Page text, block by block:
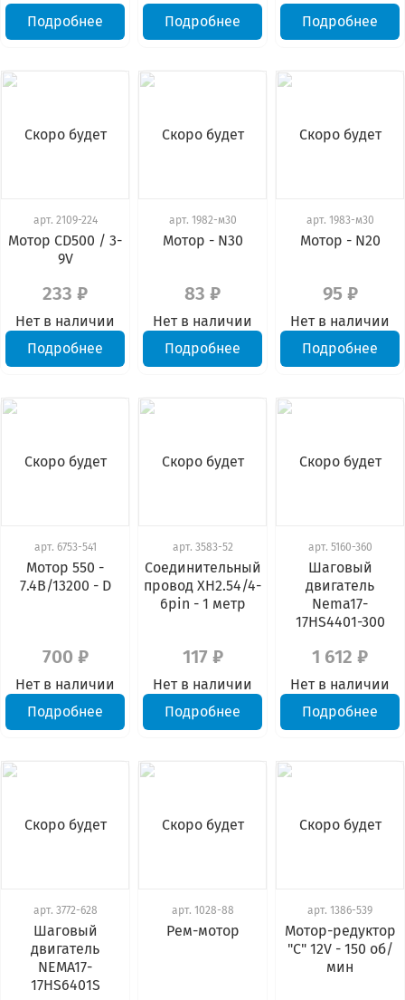
Подробнее
Подробнее
Подробнее
Скоро будет
арт. 2109-224
Мотор CD500 / 3-
9V
233 ₽
Нет в наличии
Подробнее
Скоро будет
арт. 1982-м30
Мотор - N30
83 ₽
Нет в наличии
Подробнее
Скоро будет
арт. 1983-м30
Мотор - N20
95 ₽
Нет в наличии
Подробнее
Скоро будет
арт. 6753-541
Мотор 550 -
7.4В/13200 - D
700 ₽
Нет в наличии
Подробнее
Скоро будет
арт. 3583-52
Соединительный
провод XH2.54/4-
6pin - 1 метр
117 ₽
Нет в наличии
Подробнее
Скоро будет
арт. 5160-360
Шаговый
двигатель
Nema17-
17HS4401-300
1 612 ₽
Нет в наличии
Подробнее
Скоро будет
арт. 3772-628
Шаговый
двигатель
NEMA17-
17HS6401S
Скоро будет
арт. 1028-88
Рем-мотор
Скоро будет
арт. 1386-539
Мотор-редуктор
"C" 12V - 150 об/
мин